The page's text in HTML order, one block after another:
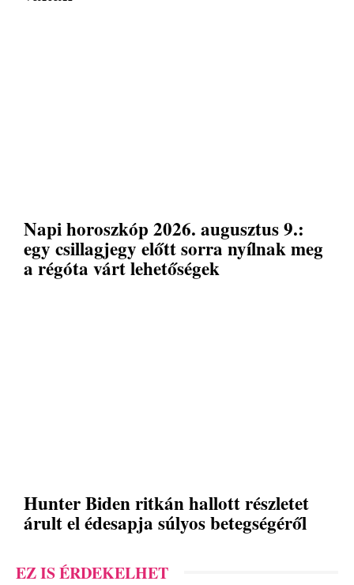
Napi horoszkóp 2026. augusztus 9.:
egy csillagjegy előtt sorra nyílnak meg
a régóta várt lehetőségek
Hunter Biden ritkán hallott részletet
árult el édesapja súlyos betegségéről
EZ IS ÉRDEKELHET